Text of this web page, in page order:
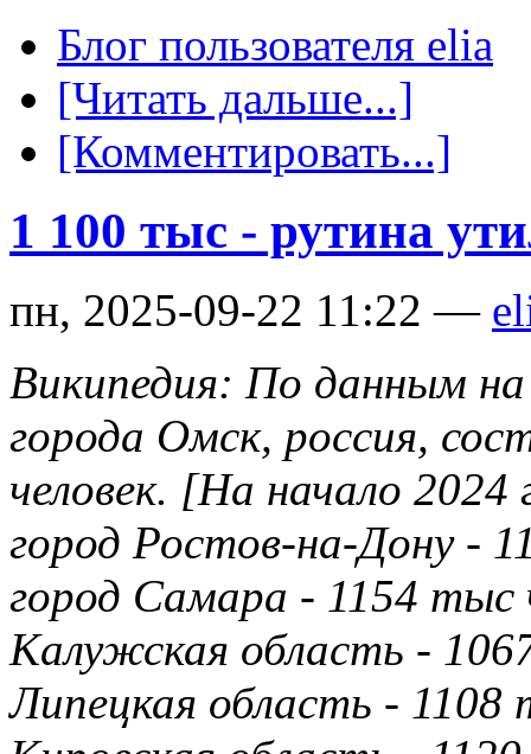
Блог пользователя elia
[Читать дальше...]
[Комментировать...]
1 100 тыс - рутина
пн, 2025-09-22 11:22 —
Википедия: По данным на
города Омск, россия,
человек. [На начало
город Ростов-на-Дону -
город Самара - 1154 тыс
Калужская область -
Липецкая область - 1108